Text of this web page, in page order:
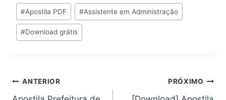
Tags
do
Post:
#Apostila PDF #Assistente em Administração
#Download grátis
Navegação
ANTERIOR PRÓXIMO